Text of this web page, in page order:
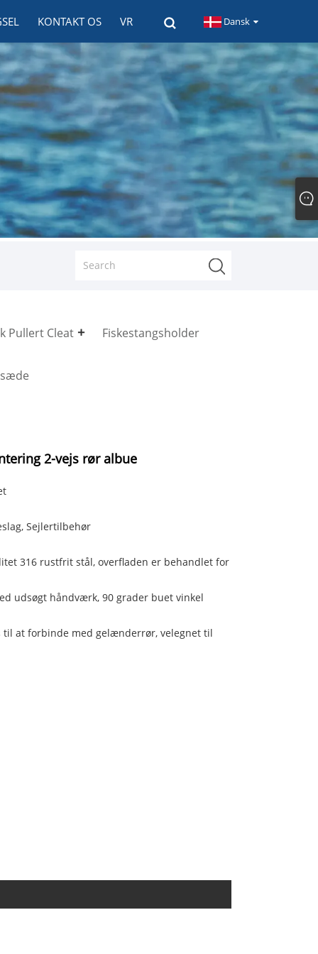
KONTAKT OS VR Dansk
Pullert Cleat Fiskestangsholder
2-vejs rør albue
Sejlertilbehør
316 rustfrit stål, overfladen er behandlet for
udsøgt håndværk, 90 grader buet vinkel
at forbinde med gelænderrør, velegnet til